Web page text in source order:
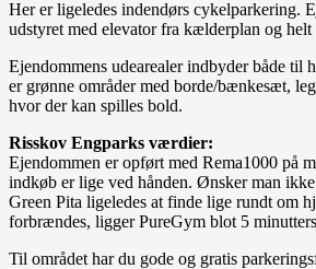
Her er ligeledes indendørs cykelparkering.
udstyret med elevator fra kælderplan og helt
Ejendommens udearealer indbyder både til
er grønne områder med borde/bænkesæt,
hvor der kan spilles bold.
Risskov Engparks værdier:
Ejendommen er opført med Rema1000 på
indkøb er lige ved hånden. Ønsker man
Green Pita ligeledes at finde lige rundt om
forbrændes, ligger PureGym blot 5
Til området har du gode og gratis